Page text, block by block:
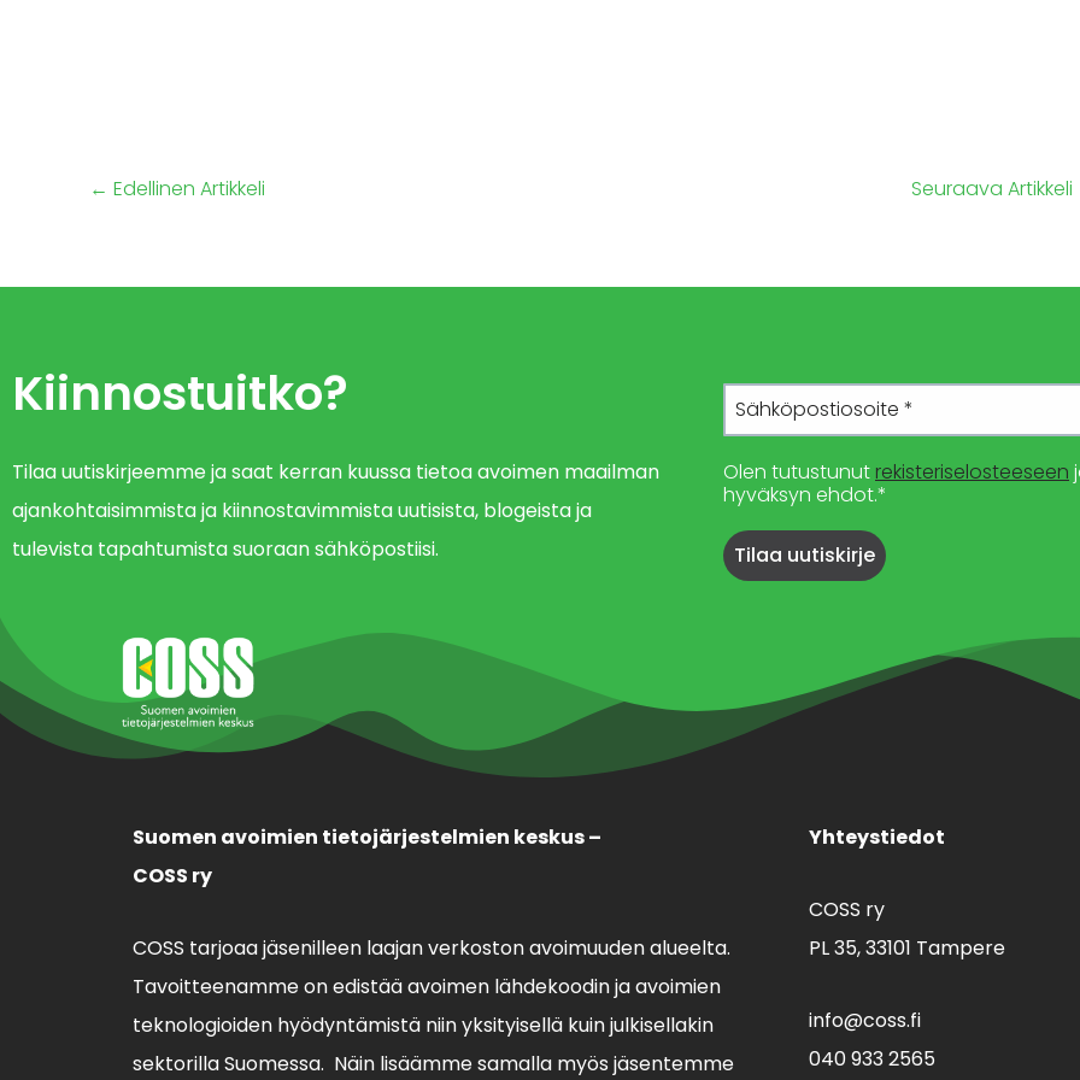
← Edellinen Artikkeli Seuraava Artikkeli
Kiinnostuitko?
Tilaa uutiskirjeemme ja saat kerran kuussa tietoa avoimen maailman
ajankohtaisimmista ja kiinnostavimmista uutisista, blogeista ja
tulevista tapahtumista suoraan sähköpostiisi.
Olen tutustunut rekisteriselosteeseen
hyväksyn ehdot.*
Suomen avoimien tietojärjestelmien keskus –
COSS ry
COSS tarjoaa jäsenilleen laajan verkoston avoimuuden alueelta.
Tavoitteenamme on edistää avoimen lähdekoodin ja avoimien
teknologioiden hyödyntämistä niin yksityisellä kuin julkisellakin
sektorilla Suomessa. Näin lisäämme samalla myös jäsentemme
Yhteystiedot
COSS ry
PL 35,33101 Tampere
info@coss.fi
040 933 2565